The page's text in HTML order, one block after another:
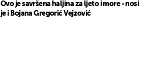
Ovo je savršena haljina za ljeto i more - nosi
je i Bojana Gregorić Vejzović